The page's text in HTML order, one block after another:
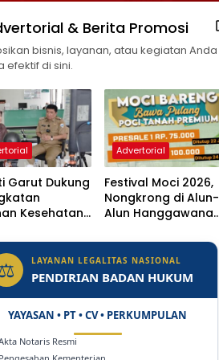
& Berita Promosi
bisnis, layanan, atau kegiatan Anda
efektif di sini.
Garut Dukung
Kesehatan,
Naik
Jadi Rumah
Advertorial
Festival Moci 2026,
Nongkrong di Alun-
Alun Hanggawana
Bareng”
LAYANAN LEGALITAS NASIONAL
PENDIRIAN BADAN HUKUM
YAYASAN • PT • CV • PERKUMPULAN
Notaris Resmi